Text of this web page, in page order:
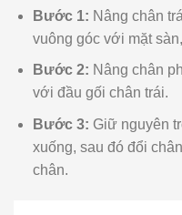
Bước 1: Nâng chân
vuông góc với mặt
Bước 2: Nâng chân
với đầu gối chân trái.
Bước 3: Giữ nguyên
xuống, sau đó đổi
chân.